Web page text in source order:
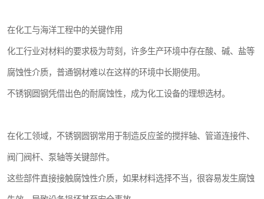
在化工与海洋工程中的关键作用
化工行业对材料的要求极为苛刻，许多生产环境中存在酸、碱、盐等
腐蚀性介质，普通钢材难以在这样的环境中长期使用。
不锈钢圆钢凭借出色的耐腐蚀性，成为化工设备的理想选材。
在化工领域，不锈钢圆钢常用于制造反应釜的搅拌轴、管道连接件、
阀门阀杆、泵轴等关键部件。
这些部件直接接触腐蚀性介质，如果材料选择不当，很容易发生腐蚀